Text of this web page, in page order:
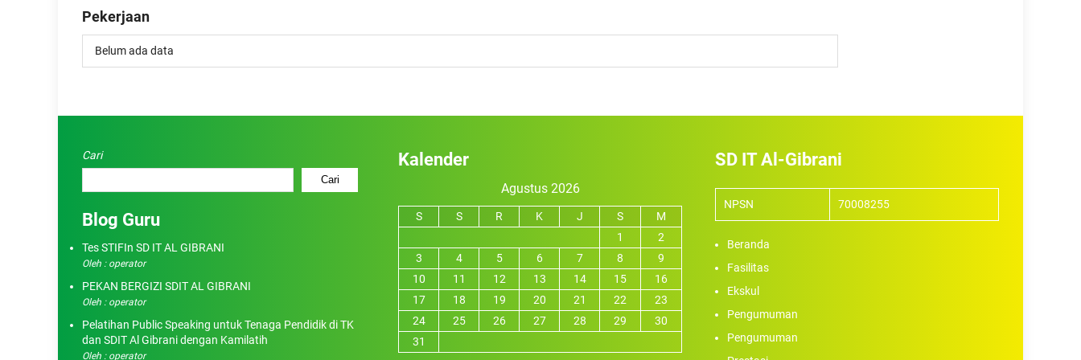
Pekerjaan
Belum ada data
Cari
Cari
Blog Guru
Tes STIFIn SD IT AL GIBRANI
Oleh : operator
PEKAN BERGIZI SDIT AL GIBRANI
Oleh : operator
Pelatihan Public Speaking untuk Tenaga Pendidik di TK
dan SDIT Al Gibrani dengan Kamilatih
Oleh : operator
Kalender
Agustus 2026
S S R K J S
M
1
2
3
4 5 6 7 8
9
10
11 12 13 14 15
16
17
18 19 20 21 22
23
24
25 26 27 28 29
30
31
SD IT Al-Gibrani
NPSN 70008255
Beranda
Fasilitas
Ekskul
Pengumuman
Pengumuman